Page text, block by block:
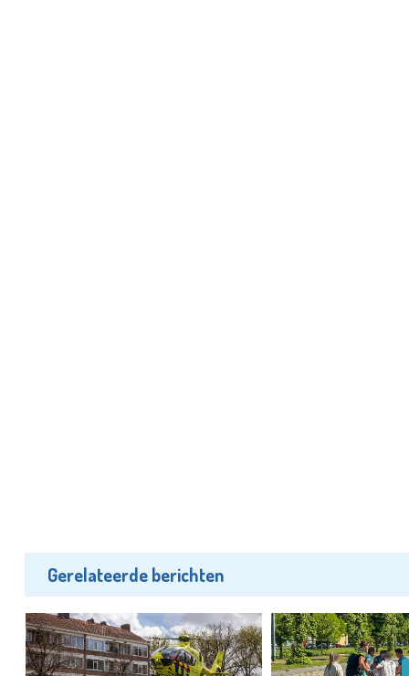
Gerelateerde berichten